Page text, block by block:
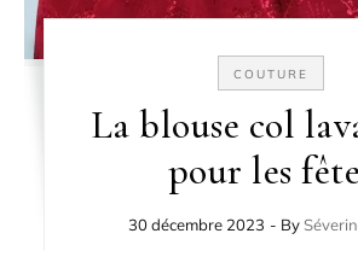
COUTURE
La blouse col
pour les
30 décembre 2023 - By